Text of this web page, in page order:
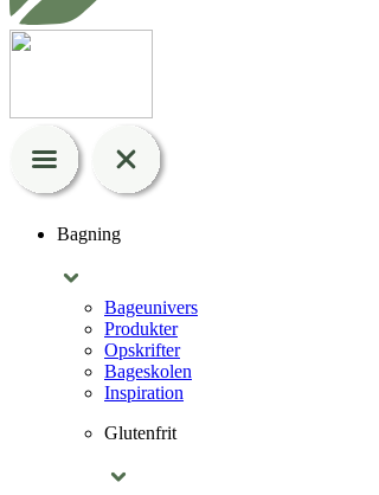
Bagning
Bageunivers
Produkter
Opskrifter
Bageskolen
Inspiration
Glutenfrit